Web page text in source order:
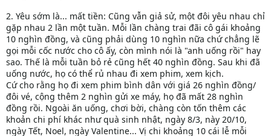
2. Yêu sớm là... mất tiền: Cũng vẫn giả sử, một đôi yêu nhau chỉ
gặp nhau 2 lần một tuần. Mỗi lần chàng trai đãi cô gái khoảng
10 nghìn đồng, và cũng phải dùng 10 nghìn nữa chứ chẳng lẽ
gọi mỗi cốc nước cho cô ấy, còn mình nói là "anh uống rồi" hay
sao. Thế là mỗi tuần bỏ rẻ cũng hết 40 nghìn đồng. Sau khi đã
uống nước, họ có thể rủ nhau đi xem phim, xem kịch.
Cứ cho rằng họ đi xem phim bình dân với giá 26 nghìn đồng/
đôi vé, cộng thêm 2 nghìn gửi xe máy, họ đã mất 28 nghìn
đồng rồi. Ngoài ăn uống, chơi bời, chàng còn tốn thêm các
khoản chi phí khác như quà sinh nhật, ngày 8/3, này 20/10,
ngày Tết, Noel, ngày Valentine... Vị chi khoảng 10 cái lễ mỗi